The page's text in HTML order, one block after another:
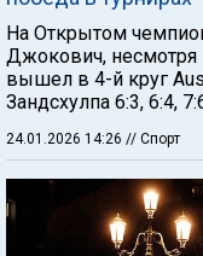
На Открытом
Джокович, несмотря
вышел в 4-й круг
Зандсхулпа 6:3, 6:4,
24.01.2026 14:26 // Спорт